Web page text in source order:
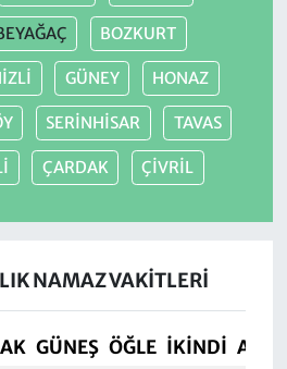
BOZKURT
GÜNEY HONAZ
SERİNHİSAR TAVAS
ÇARDAK ÇİVRİL
NAMAZ VAKITLERI
GÜNEŞ ÖĞLE İKINDI